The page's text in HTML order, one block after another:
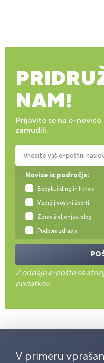
NAM!
Prijavite se na e-novice
zamudili.
Novice iz področja:
Bodybuilding in fitnes
Vzdržljivostni športi
Zdrav življenjski slog
Podpora zdravja
Vnesite vaš e-poštni
Z oddajo e-pošte se
podatkov
V primeru